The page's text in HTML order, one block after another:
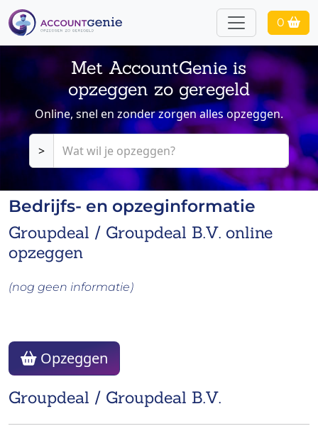
0
Met AccountGenie is
opzeggen zo geregeld
Online, snel en zonder zorgen alles opzeggen.
>
Bedrijfs- en opzeginformatie
Groupdeal / Groupdeal B.V. online
opzeggen
(nog geen informatie)
Groupdeal / Groupdeal B.V.
Opzeggen